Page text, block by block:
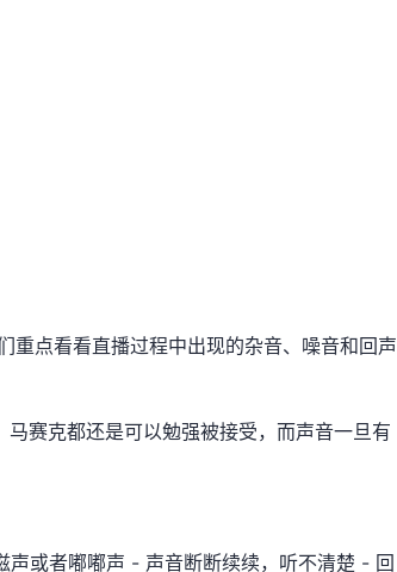
重点看看直播过程中出现的杂音、噪音和回声
赛克都还是可以勉强被接受，而声音一旦有
或者嘟嘟声 - 声音断断续续，听不清楚 - 回